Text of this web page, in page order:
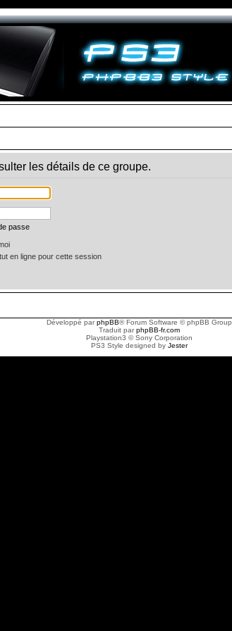
les détails de ce groupe.
passe
en ligne pour cette session
Développé parphpBB® Forum Software © phpBB Group
Traduit parphpBB-fr.com
Playstation3 © Sony Corporation
PS3 Style designed by Jester